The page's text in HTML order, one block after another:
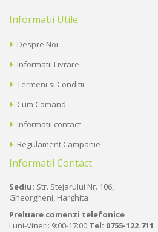
Informatii Utile
Despre Noi
Informatii Livrare
Termeni si Conditii
Cum Comand
Informatii contact
Regulament Campanie
Informatii Contact
Sediu: Str. Stejarului Nr. 106,
Gheorgheni, Harghita
Preluare comenzi telefonice
Luni-Vineri: 9:00-17:00 Tel: 0755-122.711